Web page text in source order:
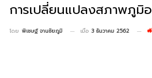
การเปลี่ยนแปลงสภาพภูมิ
โดย พิเชษฐ์ จานชัยภูมิ เมื่อ 3 ธันวาคม 2562